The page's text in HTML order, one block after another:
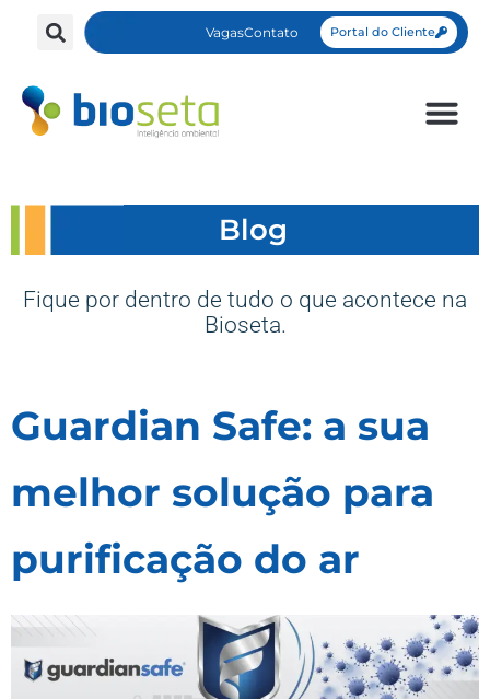
VagasContato Portal do Cliente
Blog
Fique por dentro de tudo o que acontece na
Bioseta.
Guardian Safe: a sua
melhor solução para
purificação do ar